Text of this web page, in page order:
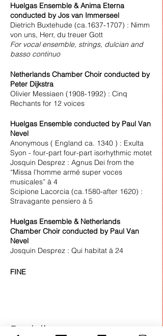
Huelgas Ensemble & Anima Eterna
conducted by Jos van Immerseel
Dietrich Buxtehude (ca.1637-1707) : Nimm
von uns, Herr, du treuer Gott
For vocal ensemble, strings, dulcian and
basso continuo
Netherlands Chamber Choir conducted by
Peter Dijkstra
Olivier Messiaen (1908-1992) : Cinq
Rechants for 12 voices
Huelgas Ensemble conducted by Paul Van
Nevel
Anonymous ( England ca. 1340 ) : Exulta
Syon - four-part four-part isorhythmic motet
Josquin Desprez : Agnus Dei from the
“Missa l'homme armé super voces
musicales” à 4
Scipione Lacorcia (ca.1580-after 1620) :
Stravagante pensiero à 5
Huelgas Ensemble & Netherlands
Chamber Choir conducted by Paul Van
Nevel
Josquin Desprez : Qui habitat à 24
FINE
Deel dit evenement